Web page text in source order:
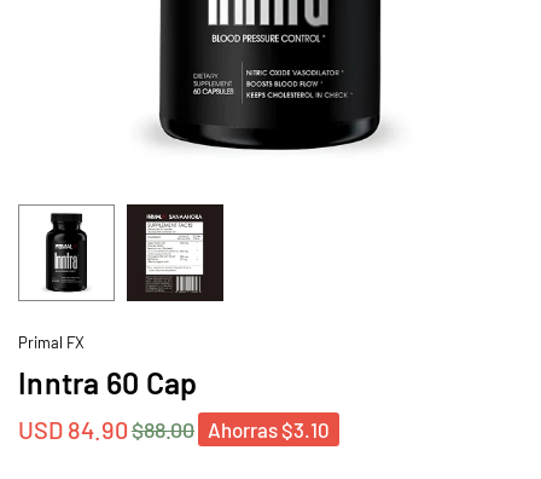
Primal FX
Inntra 60 Cap
Precio
USD 84.90$88.00 Ahorras$3.10